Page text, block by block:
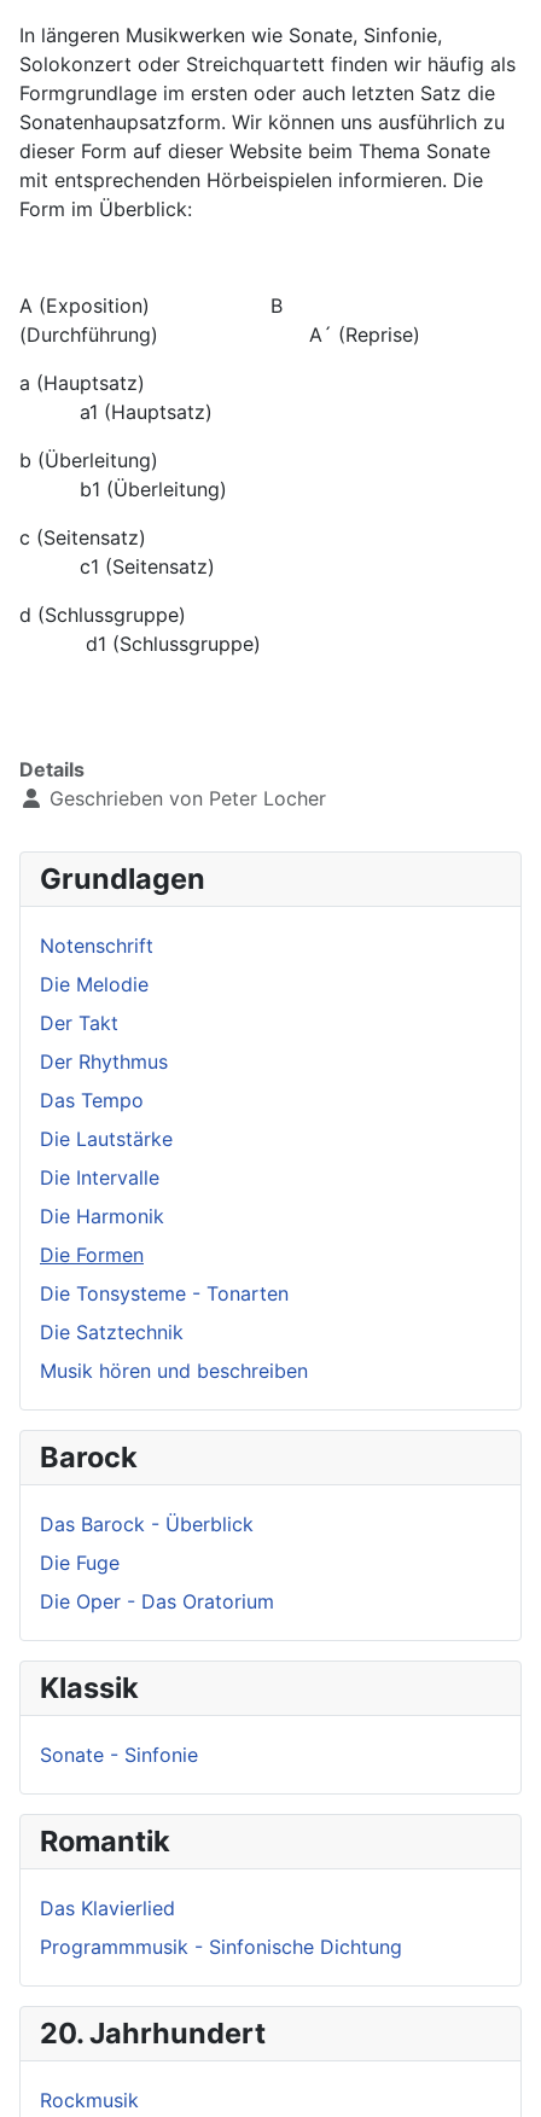
In längeren Musikwerken wie Sonate, Sinfonie,
Solokonzert oder Streichquartett finden wir häufig als
Formgrundlage im ersten oder auch letzten Satz die
Sonatenhaupsatzform. Wir können uns ausführlich zu
dieser Form auf dieser Website beim Thema Sonate
mit entsprechenden Hörbeispielen informieren. Die
Form im Überblick:
A (Exposition) B
(Durchführung) A´ (Reprise)
a (Hauptsatz)
a1 (Hauptsatz)
b (Überleitung)
b1 (Überleitung)
c (Seitensatz)
c1 (Seitensatz)
d (Schlussgruppe)
d1 (Schlussgruppe)
Details
Geschrieben von Peter Locher
Grundlagen
Notenschrift
Die Melodie
Der Takt
Der Rhythmus
Das Tempo
Die Lautstärke
Die Intervalle
Die Harmonik
Die Formen
Die Tonsysteme - Tonarten
Die Satztechnik
Musik hören und beschreiben
Barock
Das Barock - Überblick
Die Fuge
Die Oper - Das Oratorium
Klassik
Sonate - Sinfonie
Romantik
Das Klavierlied
Programmmusik - Sinfonische Dichtung
20. Jahrhundert
Rockmusik